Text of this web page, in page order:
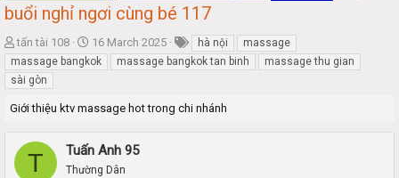
buổi nghỉ ngơi cùng bé 117
T
h
r
e
a
t
a
tấn tài 108
S
t
a
t
t
e
16 March 2025 hà nội
massage
massage bangkok
massage bangkok tan binh
massage thu gian
sài gòn
Giới thiệu ktv massage hot trong chi nhánh
T Tuấn Anh 95
Thường Dân